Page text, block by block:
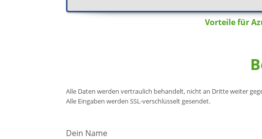
Vorteile für
Alle Daten werden vertraulich behandelt, nicht an Dritte weiter
Alle Eingaben werden SSL-verschlüsselt gesendet.
Dein Name